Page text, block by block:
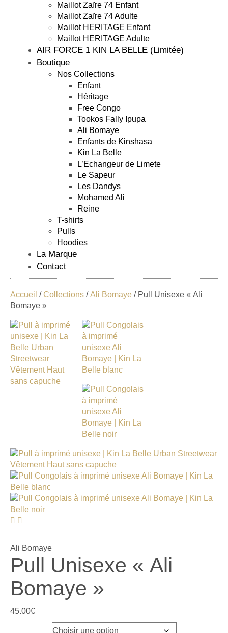
Maillot Zaïre 74 Enfant
Maillot Zaïre 74 Adulte
Maillot HERITAGE Enfant
Maillot HERITAGE Adulte
AIR FORCE 1 KIN LA BELLE (Limitée)
Boutique
Nos Collections
Enfant
Héritage
Free Congo
Tookos Fally Ipupa
Ali Bomaye
Enfants de Kinshasa
Kin La Belle
L’Echangeur de Limete
Le Sapeur
Les Dandys
Mohamed Ali
Reine
T-shirts
Pulls
Hoodies
La Marque
Contact
Accueil /Collections /Ali Bomaye / Pull Unisexe « Ali
Bomaye »
Ali Bomaye
Pull Unisexe « Ali
Bomaye »
45.00€